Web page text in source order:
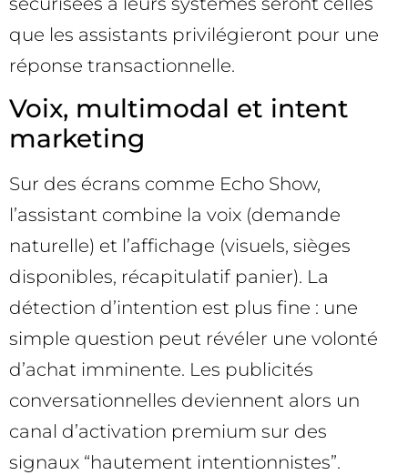
que les assistants privilégieront pour une
réponse transactionnelle.
Voix, multimodal et intent
marketing
Sur des écrans comme Echo Show,
l’assistant combine la voix (demande
naturelle) et l’affichage (visuels, sièges
disponibles, récapitulatif panier). La
détection d’intention est plus fine : une
simple question peut révéler une volonté
d’achat imminente. Les publicités
conversationnelles deviennent alors un
canal d’activation premium sur des
signaux “hautement intentionnistes”.